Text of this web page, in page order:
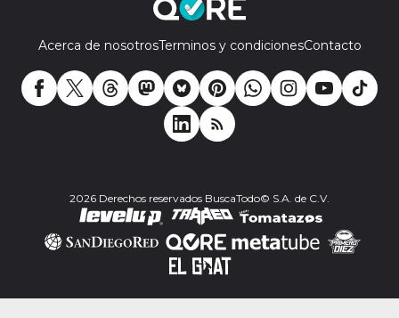
Acerca de nosotrosTerminos y condicionesContacto
2026 Derechos reservados BuscaTodo© S.A. de C.V.